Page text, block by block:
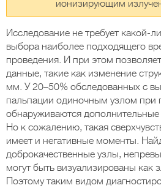
ионизирующим
Исследование не требует какой-
выбора наиболее подходящего
проведения. И при этом
данные, такие как изменение
мм. У 20–50% обследованных с
пальпации одиночным узлом при
обнаруживаются дополнительные
Но к сожалению, такая
имеет и негативные моменты.
доброкачественные узлы,
могут быть визуализированы как
Поэтому таким видом